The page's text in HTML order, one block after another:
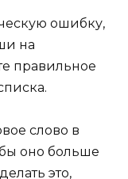
ошибку,
на
правильное
слово в
оно больше
это,